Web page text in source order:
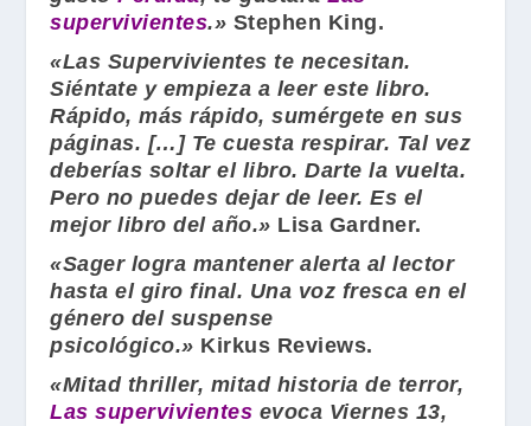
supervivientes.» Stephen King.
«Las Supervivientes te necesitan.
Siéntate y empieza a leer este libro.
Rápido, más rápido, sumérgete en sus
páginas. […] Te cuesta respirar. Tal vez
deberías soltar el libro. Darte la vuelta.
Pero no puedes dejar de leer. Es el
mejor libro del año.» Lisa Gardner.
«Sagerlogra mantener alerta al lector
hasta el giro final. Una voz fresca en el
género del suspense
psicológico.» Kirkus Reviews.
«Mitad thriller, mitad historia de terror,
Las supervivientes evoca Viernes 13,